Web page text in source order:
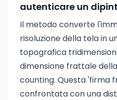
autenticare un
Il metodo converte
risoluzione della tela in
topografica
dimensione frattale
counting. Questa 'firma
confrontata con una